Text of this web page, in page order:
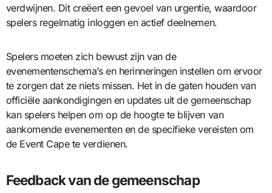
verdwijnen. Dit creëert een gevoel van urgentie, waardoor
spelers regelmatig inloggen en actief deelnemen.
Spelers moeten zich bewust zijn van de
evenementenschema’s en herinneringen instellen om ervoor
te zorgen dat ze niets missen. Het in de gaten houden van
officiële aankondigingen en updates uit de gemeenschap
kan spelers helpen om op de hoogte te blijven van
aankomende evenementen en de specifieke vereisten om
de Event Cape te verdienen.
Feedback van de gemeenschap